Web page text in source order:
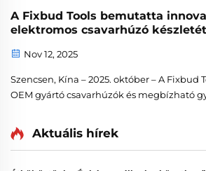
A Fixbud Tools bemutatta
elektromos csavarhúzó
Nov 12, 2025
Szencsen, Kína – 2025. október – A Fixbud
OEM gyártó csavarhúzók és megbízható
részt vett a Global Sources Fogyasztási
Kiállításon és a Glo...
Aktuális hírek